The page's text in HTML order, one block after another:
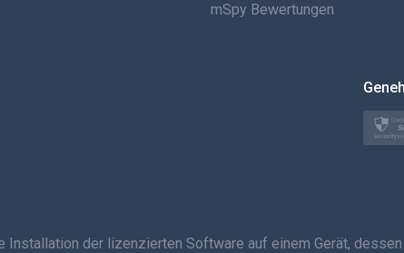
Norsk
mSpy Bewertungen
Installation der lizenzierten Software auf einem Gerät,